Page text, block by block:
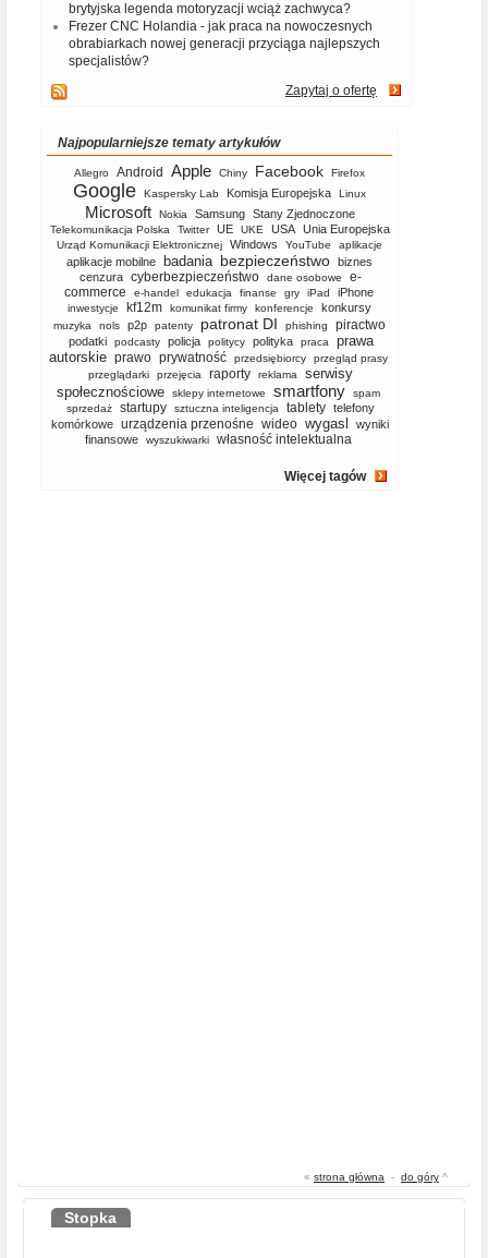
brytyjska legenda motoryzacji wciąż zachwyca?
Frezer CNC Holandia - jak praca na nowoczesnych
obrabiarkach nowej generacji przyciąga najlepszych
specjalistów?
Zapytaj o ofertę
Najpopularniejsze tematy artykułów
Allegro Android Apple Chiny Facebook Firefox
Google Kaspersky Lab Komisja Europejska Linux
Microsoft Nokia Samsung Stany Zjednoczone
Telekomunikacja Polska Twitter UE UKE USA Unia Europejska
Urząd Komunikacji Elektronicznej Windows YouTube aplikacje
aplikacje mobilne badania bezpieczeństwo biznes
cenzura cyberbezpieczeństwo dane osobowe
e-
commerce
e-handel edukacja finanse gry iPad iPhone
inwestycje kf12m komunikat firmy konferencje konkursy
muzyka nols p2p patenty patronat DI phishing piractwo
podatki podcasty policja politycy polityka praca
prawa
autorskie prawo prywatność przedsiębiorcy
przegląd prasy
przeglądarki
przejęcia raporty reklama
serwisy
społecznościowe
sklepy internetowe smartfony
spam
sprzedaż
startupy sztuczna inteligencja tablety telefony
komórkowe
urządzenia przenośne wideo wygasl
wyniki
finansowe
wyszukiwarki własność intelektualna
Więcej tagów
« strona główna - do góry ^
Stopka